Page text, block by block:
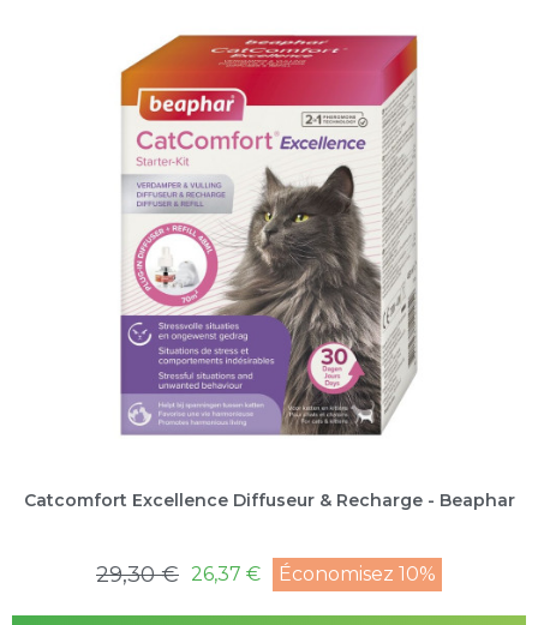
Catcomfort Excellence Diffuseur & Recharge - Beaphar
29,30 € 26,37 € Économisez 10%